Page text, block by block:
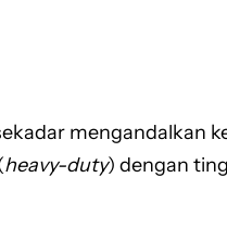
mengandalkan
heavy-duty) dengan